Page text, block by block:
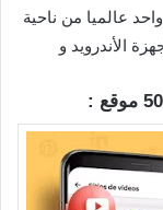
عالميا من ناحية
الأندرويد و